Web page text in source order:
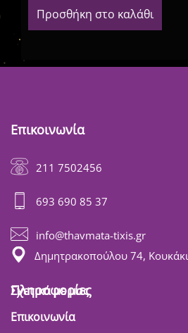
Προσθήκη στο καλάθι
Επικοινωνία
211 7502456
693 690 85 37
info@thavmata-tixis.gr
Δημητρακοπούλου 74, Κουκάκι
Πληροφορίες
Σχετικά με μας
Επικοινωνία